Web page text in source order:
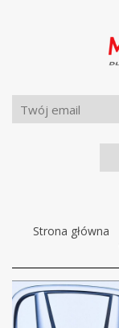
Strona główna